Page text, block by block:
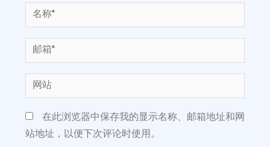
在此浏览器中保存我的显示名称、邮箱地址和网
站地址，以便下次评论时使用。